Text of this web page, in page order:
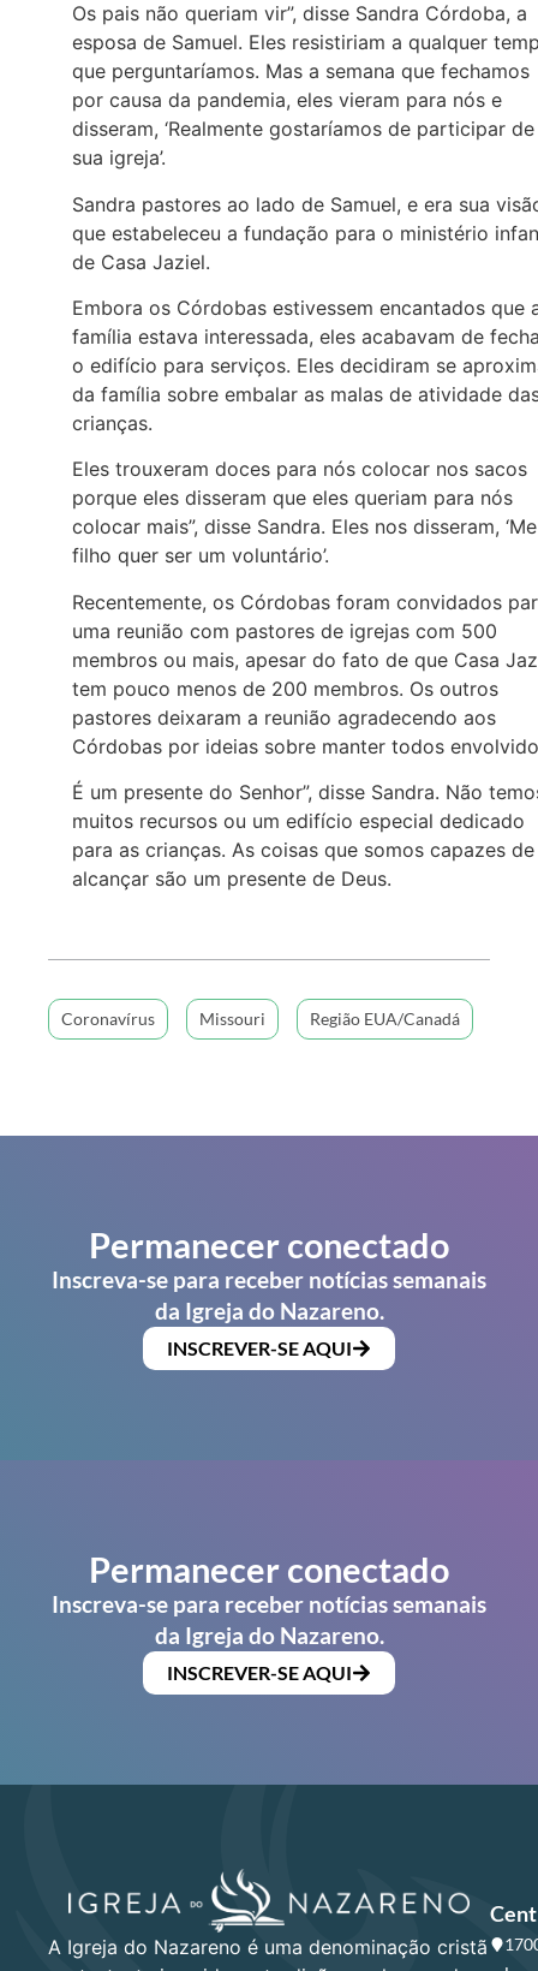
Os pais não queriam vir”, disse Sandra Córdoba, a
esposa de Samuel. Eles resistiriam a qualquer
que perguntaríamos. Mas a semana que fechamos
por causa da pandemia, eles vieram para nós e
disseram, ‘Realmente gostaríamos de participar de
sua igreja’.
Sandra pastores ao lado de Samuel, e era sua
que estabeleceu a fundação para o ministério
de Casa Jaziel.
Embora os Córdobas estivessem encantados que
família estava interessada, eles acabavam de
o edifício para serviços. Eles decidiram se
da família sobre embalar as malas de atividade
crianças.
Eles trouxeram doces para nós colocar nos sacos
porque eles disseram que eles queriam para nós
colocar mais”, disse Sandra. Eles nos disseram,
filho quer ser um voluntário’.
Recentemente, os Córdobas foram convidados
uma reunião com pastores de igrejas com 500
membros ou mais, apesar do fato de que Casa
tem pouco menos de 200 membros. Os outros
pastores deixaram a reunião agradecendo aos
Córdobas por ideias sobre manter todos
É um presente do Senhor”, disse Sandra. Não
muitos recursos ou um edifício especial dedicado
para as crianças. As coisas que somos capazes de
alcançar são um presente de Deus.
Coronavírus Missouri Região EUA/Canadá
Permanecer conectado
Inscreva-se para receber notícias semanais
da Igreja do Nazareno.
INSCREVER-SE AQUI
Permanecer conectado
Inscreva-se para receber notícias semanais
da Igreja do Nazareno.
INSCREVER-SE AQUI
A Igreja do Nazareno é uma denominação cristã